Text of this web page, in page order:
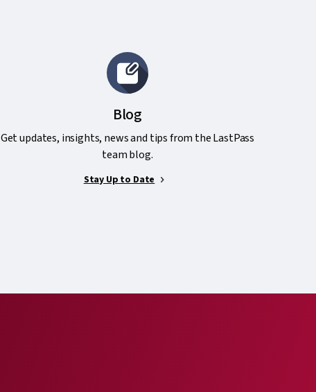
Blog
Get updates, insights, news and tips from the LastPass
team blog.
Stay Up to Date